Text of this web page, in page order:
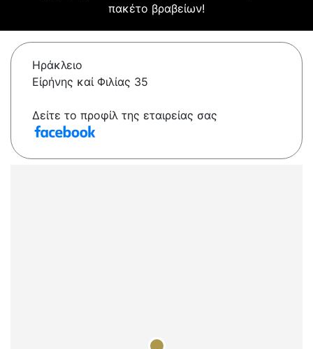
πακέτο βραβείων!
Ηράκλειο
Εἰρήνης καί Φιλίας 35
Δείτε το προφίλ της εταιρείας σας